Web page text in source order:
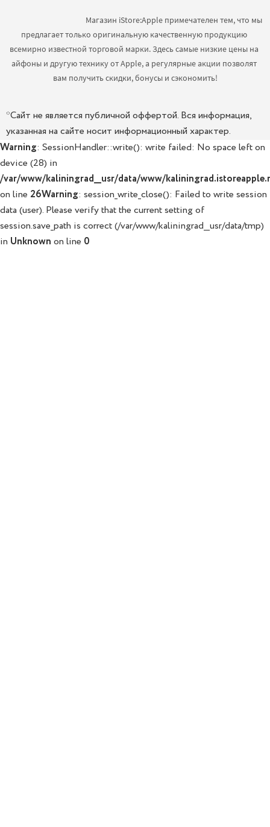
предлагает только оригинальную качественную продукцию
всемирно известной торговой марки. Здесь самые низкие цены на
айфоны и другую технику от Apple, а регулярные акции позволят
вам получить скидки, бонусы и сэкономить!
*Сайт не является публичной оффертой. Вся информация,
указанная на сайте носит информационный характер.
Warning: SessionHandler::write(): write failed: No space left on
device (28) in
/var/www/kaliningrad__usr/data/www/
on line 26Warning: session_write_close(): Failed to write session
data (user). Please verify that the current setting of
session.save_path is correct (/var/www/kaliningrad__usr/data/tmp)
in Unknown on line 0